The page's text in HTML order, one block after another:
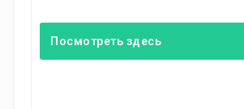
Посмотреть здесь